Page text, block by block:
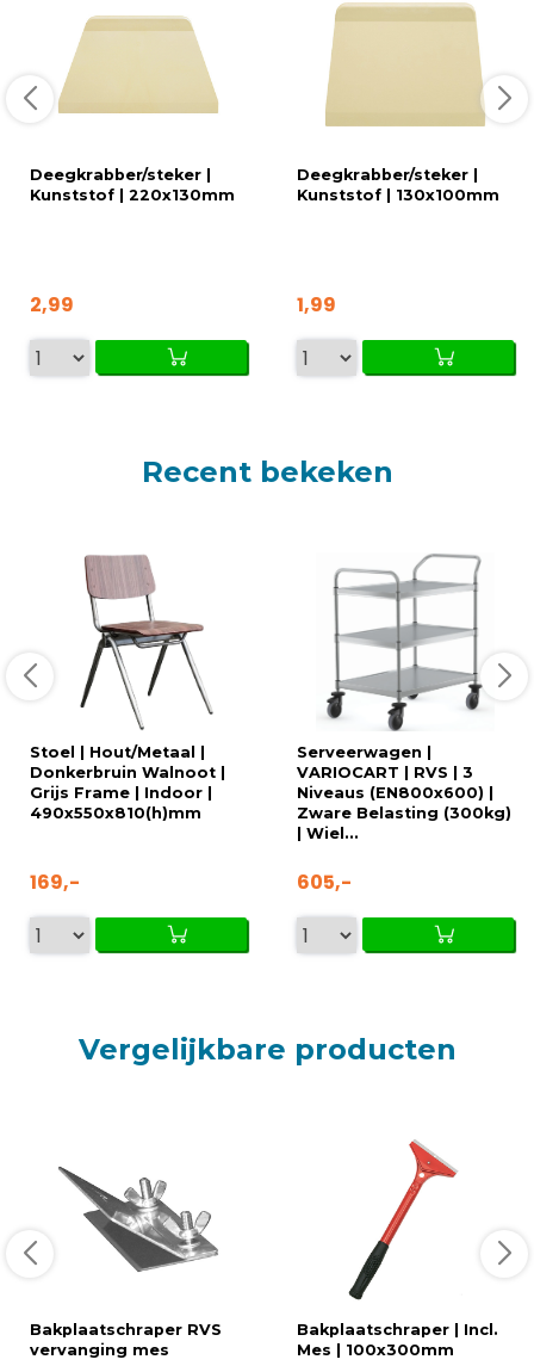
Deegkrabber/steker |
Kunststof | 220x130mm
2,99
Deegkrabber/steker |
Kunststof | 130x100mm
1,99
Recent bekeken
Stoel | Hout/Metaal |
Donkerbruin Walnoot |
Grijs Frame | Indoor |
490x550x810(h)mm
169,-
Serveerwagen |
VARIOCART | RVS | 3
Niveaus (EN800x600) |
Zware Belasting (300kg)
| Wiel...
605,-
Vergelijkbare producten
Bakplaatschraper RVS
vervanging mes
Bakplaatschraper | Incl.
Mes | 100x300mm